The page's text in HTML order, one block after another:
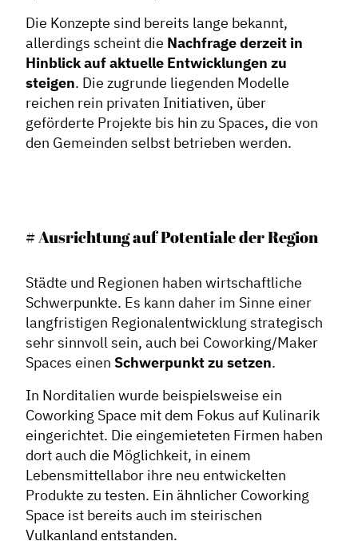
Die Konzepte sind bereits lange bekannt,
allerdings scheint die Nachfrage derzeit in
Hinblick auf aktuelle Entwicklungen zu
steigen. Die zugrunde liegenden Modelle
reichen rein privaten Initiativen, über
geförderte Projekte bis hin zu Spaces, die von
den Gemeinden selbst betrieben werden.
# Ausrichtung auf Potentiale der Region
Städte und Regionen haben wirtschaftliche
Schwerpunkte. Es kann daher im Sinne einer
langfristigen Regionalentwicklung strategisch
sehr sinnvoll sein, auch bei Coworking/Maker
Spaces einen Schwerpunkt zu setzen.
In Norditalien wurde beispielsweise ein
Coworking Space mit dem Fokus auf Kulinarik
eingerichtet. Die eingemieteten Firmen haben
dort auch die Möglichkeit, in einem
Lebensmittellabor ihre neu entwickelten
Produkte zu testen. Ein ähnlicher Coworking
Space ist bereits auch im steirischen
Vulkanland entstanden.